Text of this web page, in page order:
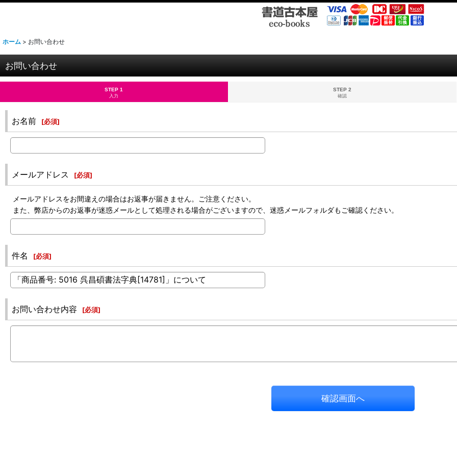
ホーム > お問い合わせ
お問い合わせ
STEP 1
入力
STEP 2
確認
お名前 [必須]
メールアドレス [必須]
メールアドレスをお間違えの場合はお返事が届きません。ご注意ください。
また、弊店からのお返事が迷惑メールとして処理される場合がございますので、迷惑メールフォルダもご確認ください。
件名 [必須]
お問い合わせ内容 [必須]
確認画面へ